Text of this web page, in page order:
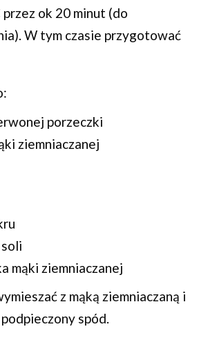
przez ok 20 minut (do
W tym czasie przygotować
porzeczki
ziemniaczanej
mąki ziemniaczanej
z mąką ziemniaczaną i
spód.